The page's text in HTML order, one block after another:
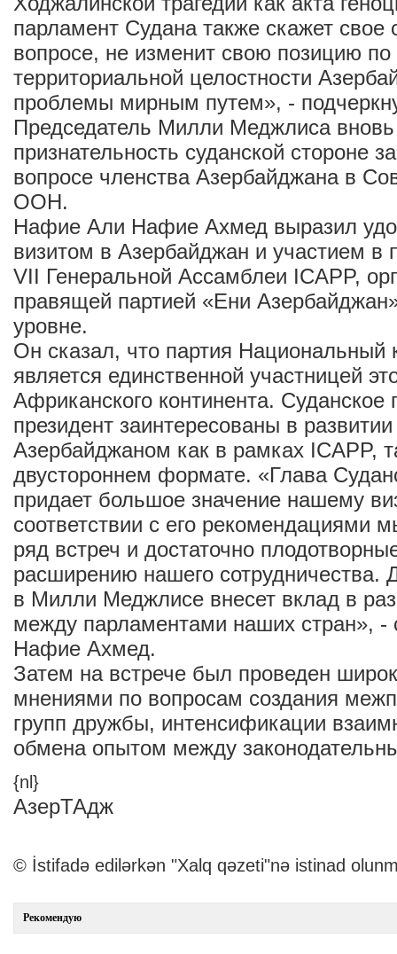
парламент Судана также скажет свое
вопросе, не изменит свою позицию
территориальной целостности
проблемы мирным путем», -
Председатель Милли Меджлиса
признательность суданской стороне
вопросе членства Азербайджана в
ООН.
Нафие Али Нафие Ахмед выразил
визитом в Азербайджан и участием в
VII Генеральной Ассамблеи ICAPP,
правящей партией «Ени
уровне.
Он сказал, что партия Национальный
является единственной участницей
Африканского континента. Суданское
президент заинтересованы в
Азербайджаном как в рамках ICAPP,
двустороннем формате. «Глава
придает большое значение нашему
соответствии с его рекомендациями
ряд встреч и достаточно
расширению нашего сотрудничества.
в Милли Меджлисе внесет вклад в
между парламентами наших стран»,
Нафие Ахмед.
Затем на встрече был проведен
мнениями по вопросам создания
групп дружбы, интенсификации
обмена опытом между
{nl}
АзерТАдж
© İstifadə edilərkən "Xalq qəzeti"nə istinad
Рекомендую